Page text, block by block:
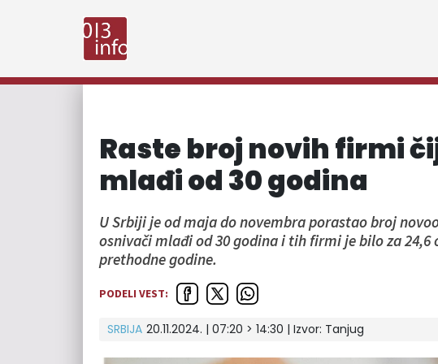
Raste broj novih firmi
mlađi od 30 godina
U Srbiji je od maja do novembra porastao broj
osnivači mlađi od 30 godina i tih firmi je bilo za 24,6
prethodne godine.
PODELI VEST:
SRBIJA 20.11.2024. | 07:20 > 14:30 | Izvor: Tanjug